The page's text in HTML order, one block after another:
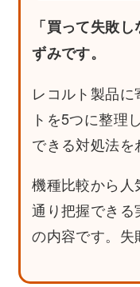
「買って失敗
ずみです。
レコルト製品
トを5つに整理
できる対処法を
機種比較から人
通り把握できる
の内容です。失